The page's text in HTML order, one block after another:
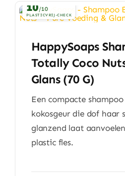
10/10
PLASTICVRIJ-CHECK
HappySoaps
Totally Coco
Glans (70 G)
Een compacte
kokosgeur die dof haar
glanzend laat
plastic fles.